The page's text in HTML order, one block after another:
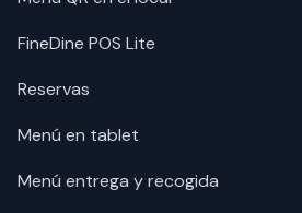
FineDine POS Lite
Reservas
Menú en tablet
Menú entrega y recogida